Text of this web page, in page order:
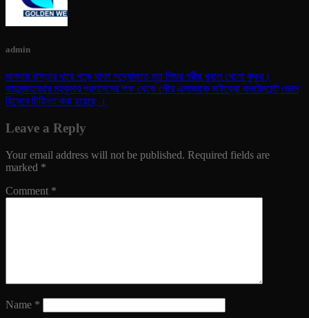
admin
মালদায় রাস্তার ধারে পড়ে থাকা সদ্যোজাত মৃত শিশুর শরীর খুবলে খেলো কুকুর।
ডায়মন্ডহারবার মহকুমার প্রশাসনের পক্ষ থেকে পৌর এলাকাকে মাইক্রো কনটেনমেন্ট জোন
হিসেবে চিহ্নিত করা হয়েছে ।
Leave a Reply
Your email address will not be published. Required fields are
marked *
Comment *
Name *